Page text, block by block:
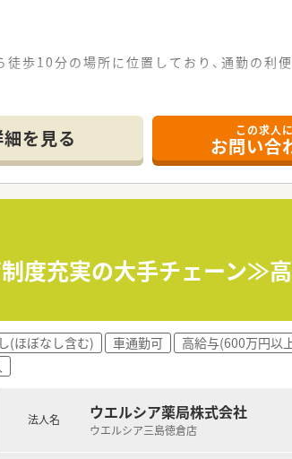
歩10分の場所に位置しており、通勤の利
1名が在籍しており、事務スタッフも配置
24店舗の薬局を展開しており、地域住民
護なども幅広く手掛けており、多角的な
という企業理念のもと、地域密着型のマ
集しており、想定年収は500万円から600
する制度があり、転居を伴う入社を希望
に応じた決算賞与が支給されているなど、
を見る この求人に
お問い合
度充実の大手チェーン≫
(ほぼなし含む) 車通勤可 高給与(600万円以
法人名 ウエルシア薬局株式会社
ウエルシア三島徳倉店